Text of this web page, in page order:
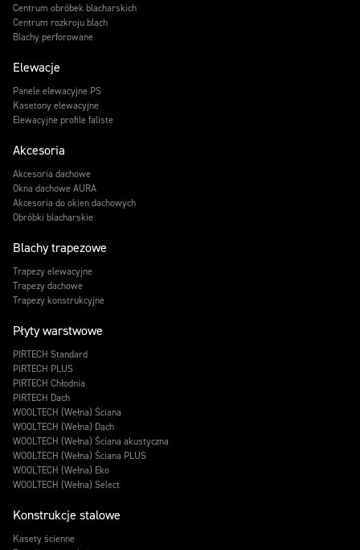
Centrum obróbek blacharskich
Centrum rozkroju blach
Blachy perforowane
Elewacje
Panele elewacyjne PS
Kasetony elewacyjne
Elewacyjne profile faliste
Akcesoria
Akcesoria dachowe
Okna dachowe AURA
Akcesoria do okien dachowych
Obróbki blacharskie
Blachy trapezowe
Trapezy elewacyjne
Trapezy dachowe
Trapezy konstrukcyjne
Płyty warstwowe
PIRTECH Standard
PIRTECH PLUS
PIRTECH Chłodnia
PIRTECH Dach
WOOLTECH (Wełna) Ściana
WOOLTECH (Wełna) Dach
WOOLTECH (Wełna) Ściana akustyczna
WOOLTECH (Wełna) Ściana PLUS
WOOLTECH (Wełna) Eko
WOOLTECH (Wełna) Select
Konstrukcje stalowe
Kasety ścienne